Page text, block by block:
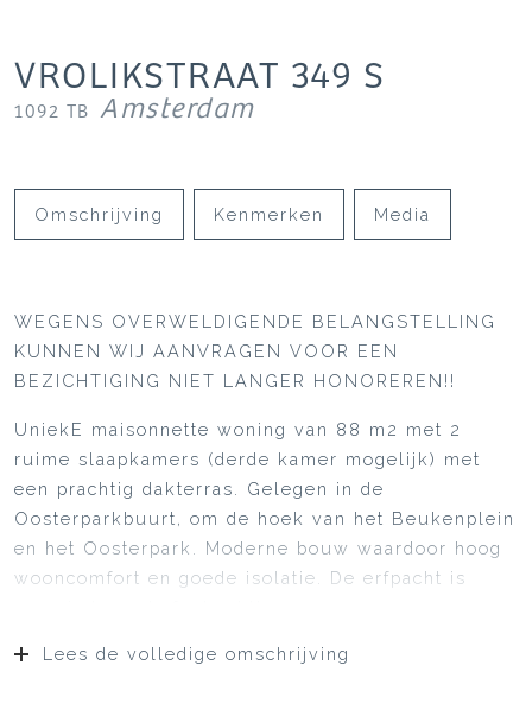
VROLIKSTRAAT 349 S
1092 TB Amsterdam
Omschrijving Kenmerken Media
WEGENS OVERWELDIGENDE BELANGSTELLING
KUNNEN WIJ AANVRAGEN VOOR EEN
BEZICHTIGING NIET LANGER HONOREREN!!
UniekE maisonnette woning van 88 m2 met 2
ruime slaapkamers (derde kamer mogelijk) met
een prachtig dakterras. Gelegen in de
Oosterparkbuurt, om de hoek van het Beukenplein
en het Oosterpark. Moderne bouw waardoor hoog
wooncomfort en goede isolatie. De erfpacht is
Lees de volledige omschrijving